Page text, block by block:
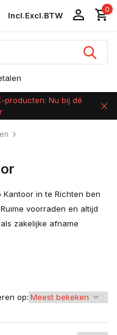
Incl.Excl.BTW
0
producten: Nu bij dé
in te Richten ben
voorraden en altijd
zakelijke afname
op: